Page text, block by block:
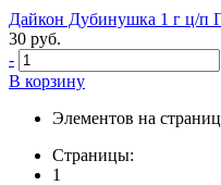
Дайкон Дубинушка 1 г ц/п
30 руб.
-
В корзину
Элементов на
Страницы:
1